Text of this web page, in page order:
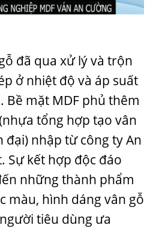
đã qua xử lý và trộn
ở nhiệt độ và áp suất
Bề mặt MDF phủ thêm
tổng hợp tạo vân
đại) nhập từ công ty An
Sự kết hợp độc đáo
những thành phẩm
màu, hình dáng vân gỗ
tiêu dùng ưa